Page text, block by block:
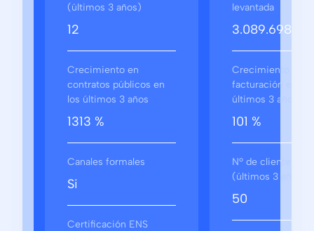
(últimos 3 años)
12
Crecimiento en
contratos públicos en
los últimos 3 años
1313 %
Canales formales
Si
Certificación ENS
levantada
3.089.698 €
Crecimiento en
facturación en los
últimos 3 años
101 %
Nº de clientes
(últimos 3 años)
50